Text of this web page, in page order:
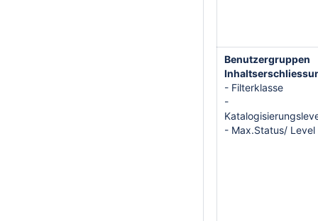
Benutzergruppen
- Filterklasse
-
- Max.Status/ Level